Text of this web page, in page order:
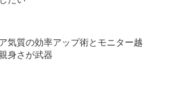
気質の効率アップ術とモニター越
身さが武器